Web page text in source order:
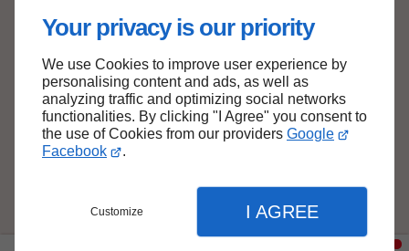
Your privacy is our priority
We use Cookies to improve user experience by
personalising content and ads, as well as
analyzing traffic and optimizing social networks
functionalities. By clicking "I Agree" you consent to
the use of Cookies from our providers Google
Facebook
.
Customize I AGREE
Haut de page